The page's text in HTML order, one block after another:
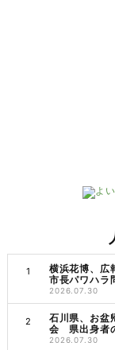
横浜花博、広
市長パワハラ
2026.07.30
石川県、お
会 県出身者
2026.07.30